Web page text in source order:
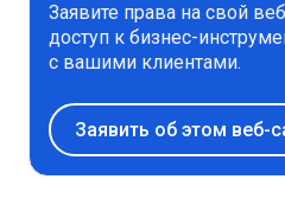
Заявите права на свой
доступ к бизнес-
с вашими клиентами.
Заявить об этом веб-